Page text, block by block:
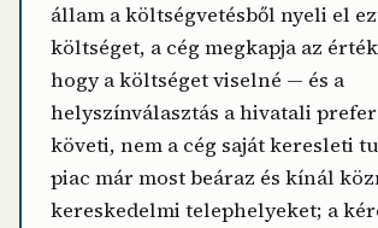
állam a költségvetésből nyeli el
költséget, a cég megkapja az
hogy a költséget viselné — és a
helyszínválasztás a hivatali
követi, nem a cég saját keresleti
piac már most beáraz és kínál
kereskedelmi telephelyeket; a